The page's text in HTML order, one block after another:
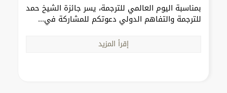
بمناسبة اليوم العالمي للترجمة، يسر جائزة الشيخ حمد
للترجمة والتفاهم الدولي دعوتكم للمشاركة في...
إقرأ المزيد